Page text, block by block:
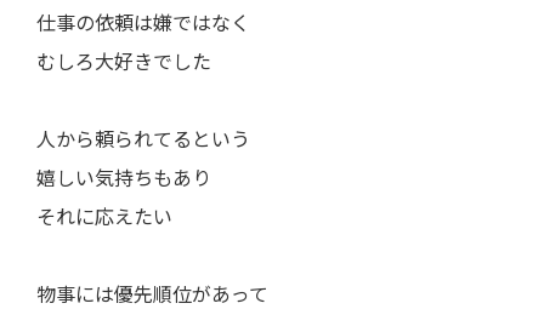
仕事の依頼は嫌ではなく
むしろ大好きでした
人から頼られてるという
嬉しい気持ちもあり
それに応えたい
物事には優先順位があって